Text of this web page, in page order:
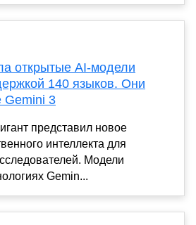
открытые AI-модели
140 языков. Они
Gemini 3
представил новое
интеллекта для
Модели
Gemin...